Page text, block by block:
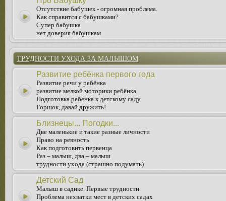
Отсутствие бабушек - огромная проблема.
Как справится с бабушками?
Супер бабушка
нет доверия бабушкам
ТРУДНОСТИ УХОДА ЗА МАЛЫШОМ
Развитие ребёнка первого года
Развитие речи у ребёнка
развитие мелкой моторики ребёнка
Подготовка ребенка к детскому саду
Горшок, давай дружить!
Близнецы... Погодки...
Две маленькие и такие разные личности
Право на ревность
Как подготовить первенца
Раз – малыш, два – малыш
трудности ухода (страшно подумать)
Детский Сад
Малыш в садике. Первые трудности
Проблема нехватки мест в детских садах